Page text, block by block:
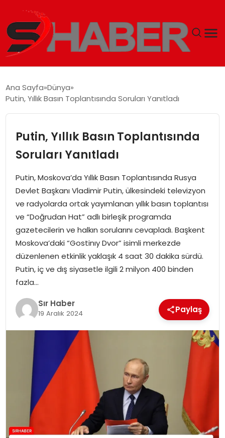
MAGAZIN
TEKNOLOJI
SPOR
EKONOMI
SIYASET
EĞITIM
YAŞAM
Ana Sayfa Dünya
Putin, Yıllık Basın Toplantısında Soruları Yanıtladı
Putin, Yıllık Basın Toplantısında
Soruları Yanıtladı
Putin, Moskova’da Yıllık Basın Toplantısında Rusya
Devlet Başkanı Vladimir Putin, ülkesindeki televizyon
ve radyolarda ortak yayımlanan yıllık basın toplantısı
ve “Doğrudan Hat” adlı birleşik programda
gazetecilerin ve halkın sorularını cevapladı. Başkent
Moskova’daki “Gostinıy Dvor” isimli merkezde
düzenlenen etkinlik yaklaşık 4 saat 30 dakika sürdü.
Putin, iç ve dış siyasetle ilgili 2 milyon 400 binden
fazla…
Sır Haber
19 Aralık 2024 Paylaş